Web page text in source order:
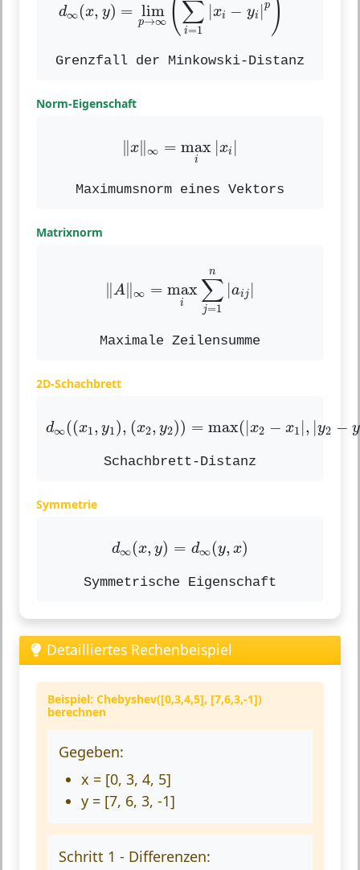
d∞(x, y) = lim
p→∞ (∑
i=1
xi − yi |p )
Grenzfall der Minkowski-Distanz
Norm-Eigenschaft
∥x ∥∞ = max
i
xi
‖ x‖ | i
Maximumsnorm eines Vektors
Matrixnorm
∥A ∥∞ = max
i
n
∑
j=1
aij
j=
Maximale Zeilensumme
2D-Schachbrett
d∞((x1, y1), (x2, y2)) = max( |x2 − x1 , |y2 − y
d (( y 1) 2, max 2 −
Schachbrett-Distanz
Symmetrie
d∞(x, y) = d∞ (y, x)
d ( y d∞ ( x
Symmetrische Eigenschaft
Detailliertes Rechenbeispiel
Beispiel: Chebyshev([0,3,4,5], [7,6,3,-1])
berechnen
Gegeben:
x = [0, 3, 4, 5]
y = [7, 6, 3, -1]
Schritt 1 - Differenzen: